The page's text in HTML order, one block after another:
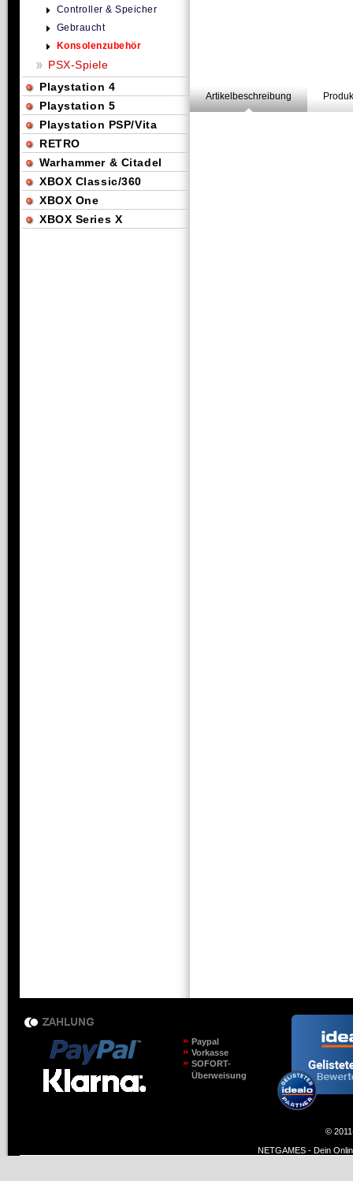
Artikelbeschreibung
Controller & Speicher
Gebraucht
Konsolenzubehör
PSX-Spiele
Playstation 4
Playstation 5
Playstation PSP/Vita
RETRO
Warhammer & Citadel
XBOX Classic/360
XBOX One
XBOX Series X
Paypal
Vorkasse
SOFORT-
Überweisung
©
NETGAMES - Dein